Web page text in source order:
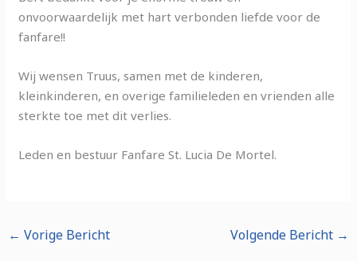
onvoorwaardelijk met hart verbonden liefde voor de
fanfare!!
Wij wensen Truus, samen met de kinderen,
kleinkinderen, en overige familieleden en vrienden alle
sterkte toe met dit verlies.
Leden en bestuur Fanfare St. Lucia De Mortel.
← Vorige Bericht Volgende Bericht →